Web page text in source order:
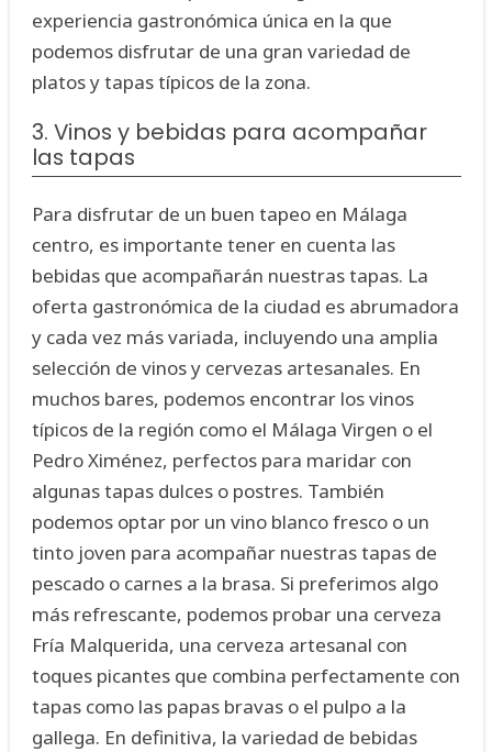
experiencia gastronómica única en la que
podemos disfrutar de una gran variedad de
platos y tapas típicos de la zona.
3. Vinos y bebidas para acompañar
las tapas
Para disfrutar de un buen tapeo en Málaga
centro, es importante tener en cuenta las
bebidas que acompañarán nuestras tapas. La
oferta gastronómica de la ciudad es abrumadora
y cada vez más variada, incluyendo una amplia
selección de vinos y cervezas artesanales. En
muchos bares, podemos encontrar los vinos
típicos de la región como el Málaga Virgen o el
Pedro Ximénez, perfectos para maridar con
algunas tapas dulces o postres. También
podemos optar por un vino blanco fresco o un
tinto joven para acompañar nuestras tapas de
pescado o carnes a la brasa. Si preferimos algo
más refrescante, podemos probar una cerveza
Fría Malquerida, una cerveza artesanal con
toques picantes que combina perfectamente con
tapas como las papas bravas o el pulpo a la
gallega. En definitiva, la variedad de bebidas